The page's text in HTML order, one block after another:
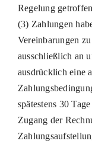
Regelung
(3) Zahlungen
Vereinbarungen
ausschließlich an
ausdrücklich eine
spätestens 30
Zugang der